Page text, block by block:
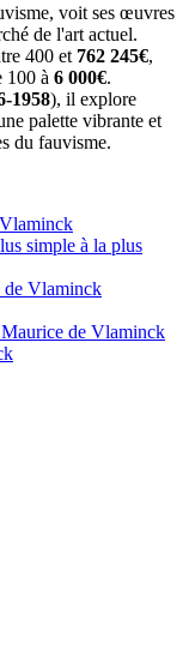
voit ses œuvres
de l'art actuel.
400 et 762 245€,
100 à 6 000€.
1958), il explore
palette vibrante et
du fauvisme.
simple à la plus
de Vlaminck
Maurice de Vlaminck